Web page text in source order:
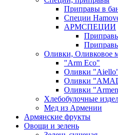
Приправы в
Специи
АРМСПЕЦИИ
Оливки, Оливковое
"Arm Eco"
Оливки
Оливки
Оливки
Хлебобулочные
Мед из Армении
Армянские фрукты
Овощи и зелень